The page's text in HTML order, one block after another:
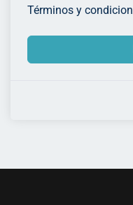
Términos y